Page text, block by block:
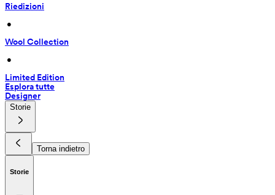
Riedizioni
•
Wool Collection
•
Limited Edition
Esplora tutte
Designer
Storie
Torna indietro
Storie